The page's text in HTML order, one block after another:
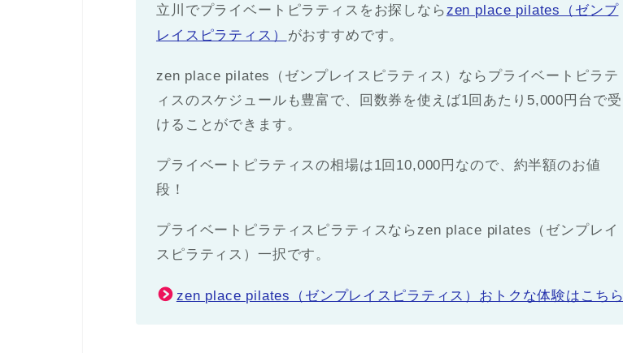
立川でプライベートピラティスをお探しならzen place pilates（ゼンプ
レイスピラティス）
がおすすめです。
zen place pilates（ゼンプレイスピラティス）ならプライベートピラテ
ィスのスケジュールも豊富で、回数券を使えば1回あたり5,000円台で受
けることができます。
プライベートピラティスの相場は1回10,000円なので、約半額のお値
段！
プライベートピラティスピラティスならzen place pilates（ゼンプレイ
スピラティス）一択です。
zen place pilates（ゼンプレイスピラティス）おトクな体験はこちら